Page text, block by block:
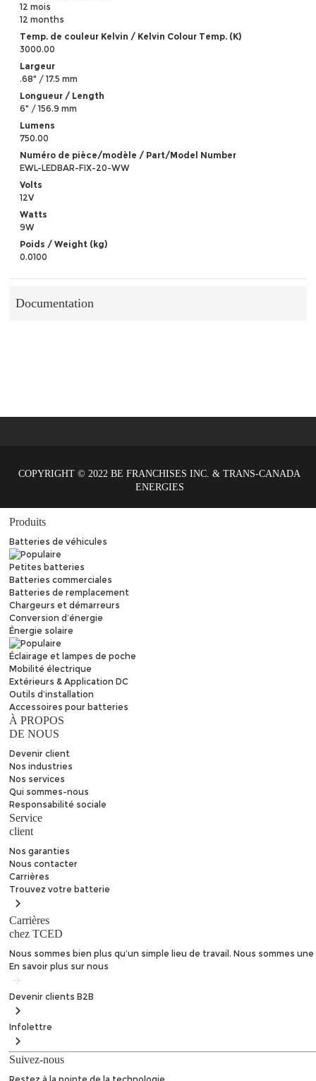
12 mois
12 months
Temp. de couleur Kelvin / Kelvin Colour Temp. (K)
3000.00
Largeur
.68" / 17.5 mm
Longueur / Length
6" / 156.9 mm
Lumens
750.00
Numéro de pièce/modèle / Part/Model Number
EWL-LEDBAR-FIX-20-WW
Volts
12V
Watts
9W
Poids / Weight (kg)
0.0100
Documentation
Produits
Batteries de véhicules
Petites batteries
Batteries commerciales
Batteries de remplacement
Chargeurs et démarreurs
Conversion d’énergie
Énergie solaire
Éclairage et lampes de poche
Mobilité électrique
Extérieurs & Application DC
Outils d’installation
Accessoires pour batteries
À PROPOS
DE NOUS
Devenir client
Nos industries
Nos services
Qui sommes-nous
Responsabilité sociale
Service
client
Nos garanties
Nous contacter
Carrières
Trouvezvotre batterie
Carrières
chez TCED
Nous sommes bien plus qu’un simple lieu de travail. Nous sommes
En savoir plus sur nous
Devenir clients B2B
Infolettre
Suivez-nous
COPYRIGHT © 2022 BE FRANCHISES INC. & TRANS-CANADA
ENERGIES